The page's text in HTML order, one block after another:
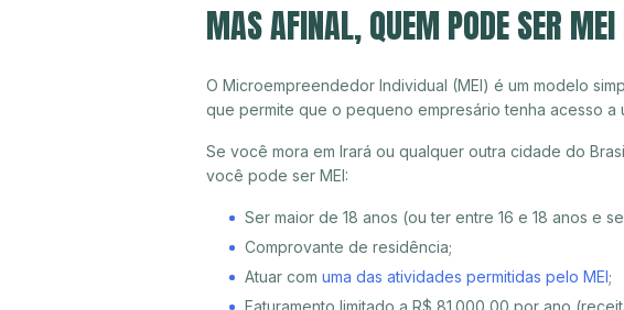
MAS AFINAL, QUEM PODE SER
O Microempreendedor Individual (MEI) é um modelo
que permite que o pequeno empresário tenha acesso a
Se você mora em Irará ou qualquer outra cidade do
você pode ser MEI:
Ser maior de 18 anos (ou ter entre 16 e 18 anos e
Comprovante de residência;
Atuar com uma das atividades permitidas pelo MEI;